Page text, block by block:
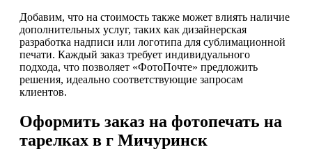
Добавим, что на стоимость также может влиять наличие
дополнительных услуг, таких как дизайнерская
разработка надписи или логотипа для сублимационной
печати. Каждый заказ требует индивидуального
подхода, что позволяет «ФотоПочте» предложить
решения, идеально соответствующие запросам
клиентов.
Оформить заказ на фотопечать на
тарелках в г Мичуринск